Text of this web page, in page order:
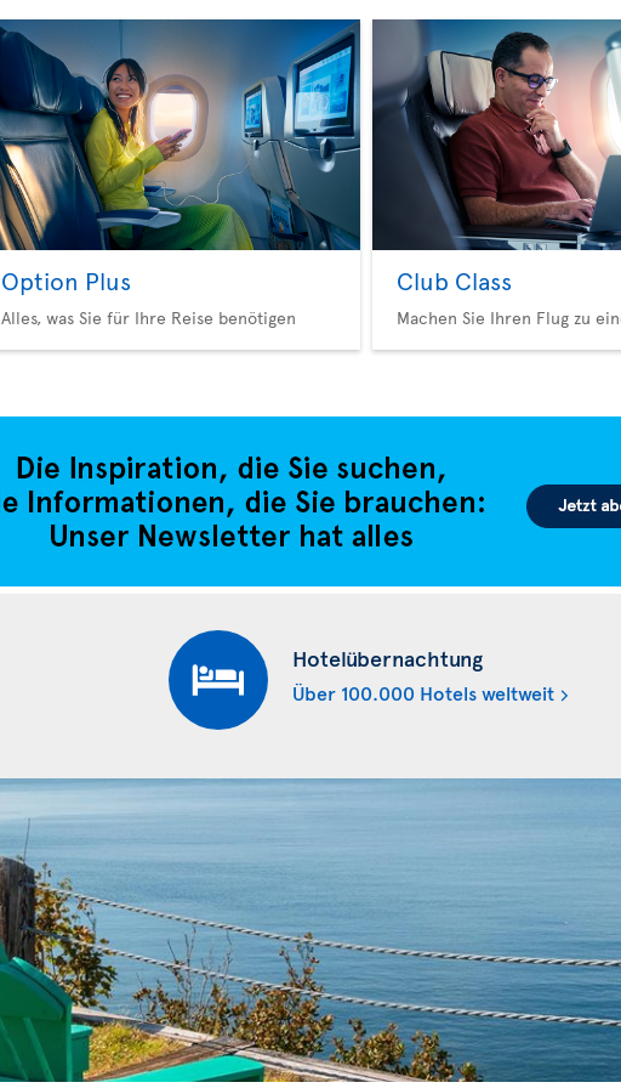
Option Plus
Alles, was Sie für Ihre Reise benötigen
Club Class
Machen Sie Ihren Flug zu
Hotelübernachtung
Über 100.000 Hotels weltweit